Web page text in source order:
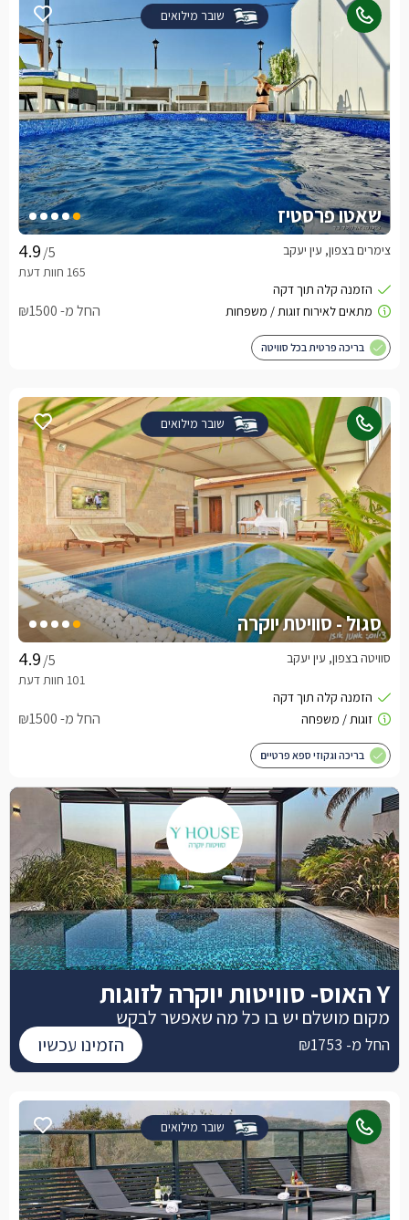
שובר מילואים
שאטו פרסטיז
/5 צימרים בצפון, עין יעקב
החל מ- ₪1500
בריכה פרטית בכל סוויטה
שובר מילואים
סגול - סוויטת יוקרה
/5 סוויטה בצפון, עין יעקב
החל מ- ₪1500
בריכה וגקוזי ספא פרטיים
שובר מילואים
Y האוס- סוויטות יוקרה לזוגות
מקום מושלם יש בו כל מה שאפשר לבקש
החל מ- ₪1753 הזמינו עכשיו